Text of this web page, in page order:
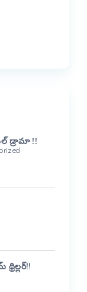
డ్రామా !!